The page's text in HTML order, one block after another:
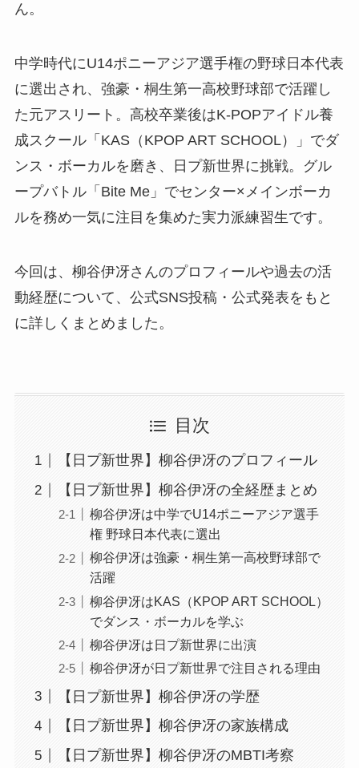
ん。
中学時代にU14ポニーアジア選手権の野球日本代表
に選出され、強豪・桐生第一高校野球部で活躍し
た元アスリート。高校卒業後はK-POPアイドル養
成スクール「KAS（KPOP ART SCHOOL）」でダ
ンス・ボーカルを磨き、日プ新世界に挑戦。グル
ープバトル「Bite Me」でセンター×メインボーカ
ルを務め一気に注目を集めた実力派練習生です。
今回は、柳谷伊冴さんのプロフィールや過去の活
動経歴について、公式SNS投稿・公式発表をもと
に詳しくまとめました。
目次
【日プ新世界】柳谷伊冴のプロフィール
【日プ新世界】柳谷伊冴の全経歴まとめ
柳谷伊冴は中学でU14ポニーアジア選手
権 野球日本代表に選出
柳谷伊冴は強豪・桐生第一高校野球部で
活躍
柳谷伊冴はKAS（KPOP ART SCHOOL）
でダンス・ボーカルを学ぶ
柳谷伊冴は日プ新世界に出演
柳谷伊冴が日プ新世界で注目される理由
【日プ新世界】柳谷伊冴の学歴
【日プ新世界】柳谷伊冴の家族構成
【日プ新世界】柳谷伊冴のMBTI考察